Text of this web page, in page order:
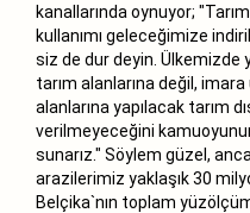
kanallarında oynuyor;
kullanımı geleceğimize
siz de dur deyin. Ülkemizde
tarım alanlarına değil, imara
alanlarına yapılacak tarım
verilmeyeceğini
sunarız." Söylem güzel,
arazilerimiz yaklaşık 30
Belçika`nın toplam